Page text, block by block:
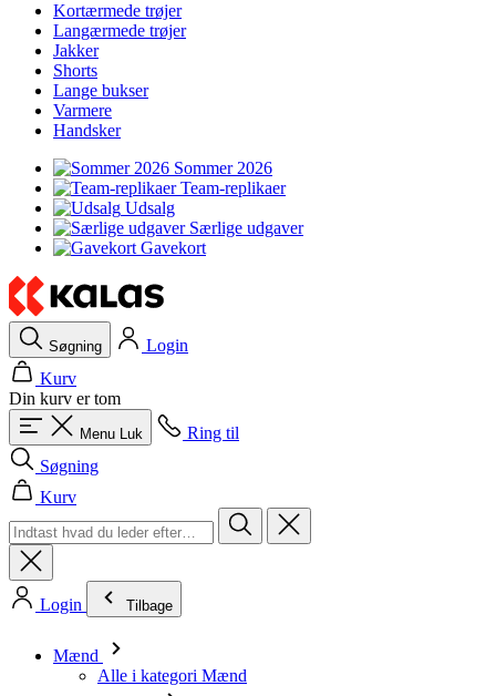
Kortærmede trøjer
Langærmede trøjer
Jakker
Shorts
Lange bukser
Varmere
Handsker
Sommer 2026
Team-replikaer
Udsalg
Særlige udgaver
Gavekort
Søgning
Login
Kurv
Din kurv er tom
Menu Luk
Ring til
Søgning
Kurv
Login Tilbage
Mænd
Alle i kategori Mænd